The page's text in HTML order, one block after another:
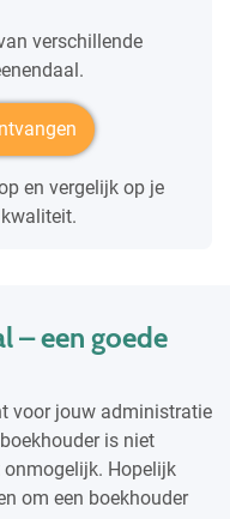
verschillende
en vergelijk op je
– een goede
voor jouw administratie
is niet
Hopelijk
om een boekhouder